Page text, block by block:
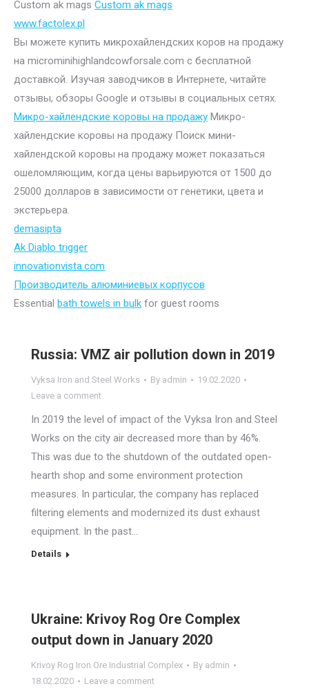
Custom ak mags Custom ak mags
www.factolex.pl
Вы можете купить микрохайлендских коров на продажу
на microminihighlandcowforsale.com с бесплатной
доставкой. Изучая заводчиков в Интернете, читайте
отзывы, обзоры Google и отзывы в социальных сетях.
Микро-хайлендские коровы на продажу Микро-
хайлендские коровы на продажу Поиск мини-
хайлендской коровы на продажу может показаться
ошеломляющим, когда цены варьируются от 1500 до
25000 долларов в зависимости от генетики, цвета и
экстерьера.
demasipta
Ak Diablo trigger
innovationvista.com
Производитель алюминиевых корпусов
Essential bath towels in bulk for guest rooms
Russia: VMZ air pollution down in 2019
Vyksa Iron and Steel Works By admin
19.02.2020
Leave a comment
In 2019 the level of impact of the Vyksa Iron and Steel
Works on the city air decreased more than by 46%.
This was due to the shutdown of the outdated open-
hearth shop and some environment protection
measures. In particular, the company has replaced
filtering elements and modernized its dust exhaust
equipment. In the past…
Details
Ukraine: Krivoy Rog Ore Complex
output down in January 2020
Krivoy Rog Iron Ore Industrial Complex By admin
18.02.2020
Leave a comment